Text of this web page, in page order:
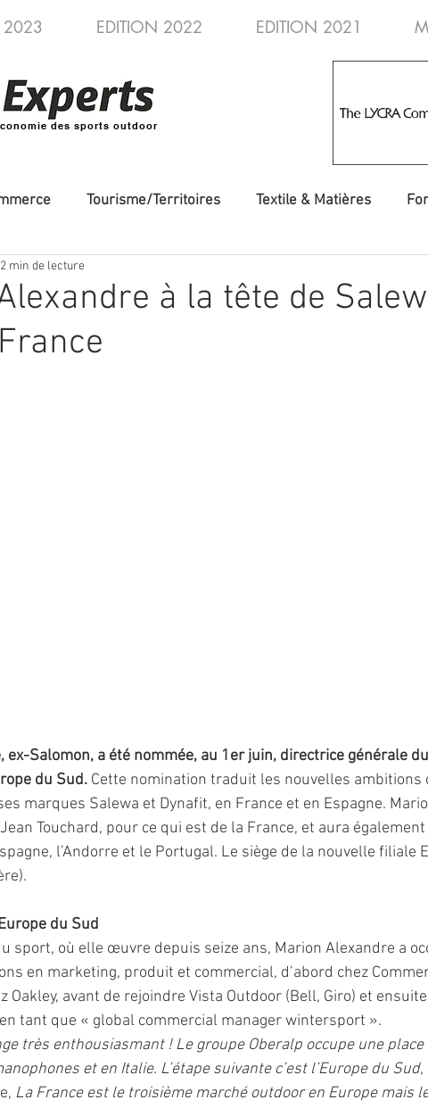
2023 EDITION 2022 EDITION 2021
des sports outdoor
Tourisme/Territoires Textile & Matières
à la tête de
2 min de lecture
ex-Salomon, a été nommée, au 1er juin, directrice générale
du Sud. Cette nomination traduit les nouvelles ambitions
marques Salewa et Dynafit, en France et en Espagne.
Touchard, pour ce qui est de la France, et aura
l’Andorre et le Portugal. Le siège de la nouvelle filiale
du Sud
sport, où elle œuvre depuis seize ans, Marion Alexandre a
en marketing, produit et commercial, d’abord chez
Oakley, avant de rejoindre Vista Outdoor (Bell, Giro) et
tant que « global commercial manager wintersport ».
très enthousiasmant ! Le groupe Oberalp occupe une
et en Italie. L’étape suivante c’est l’Europe du Sud,
La France est le troisième marché outdoor en Europe mais